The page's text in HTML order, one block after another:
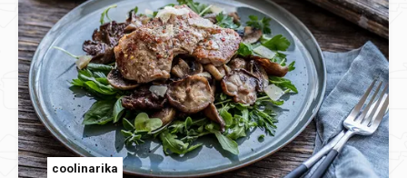
coolinarika